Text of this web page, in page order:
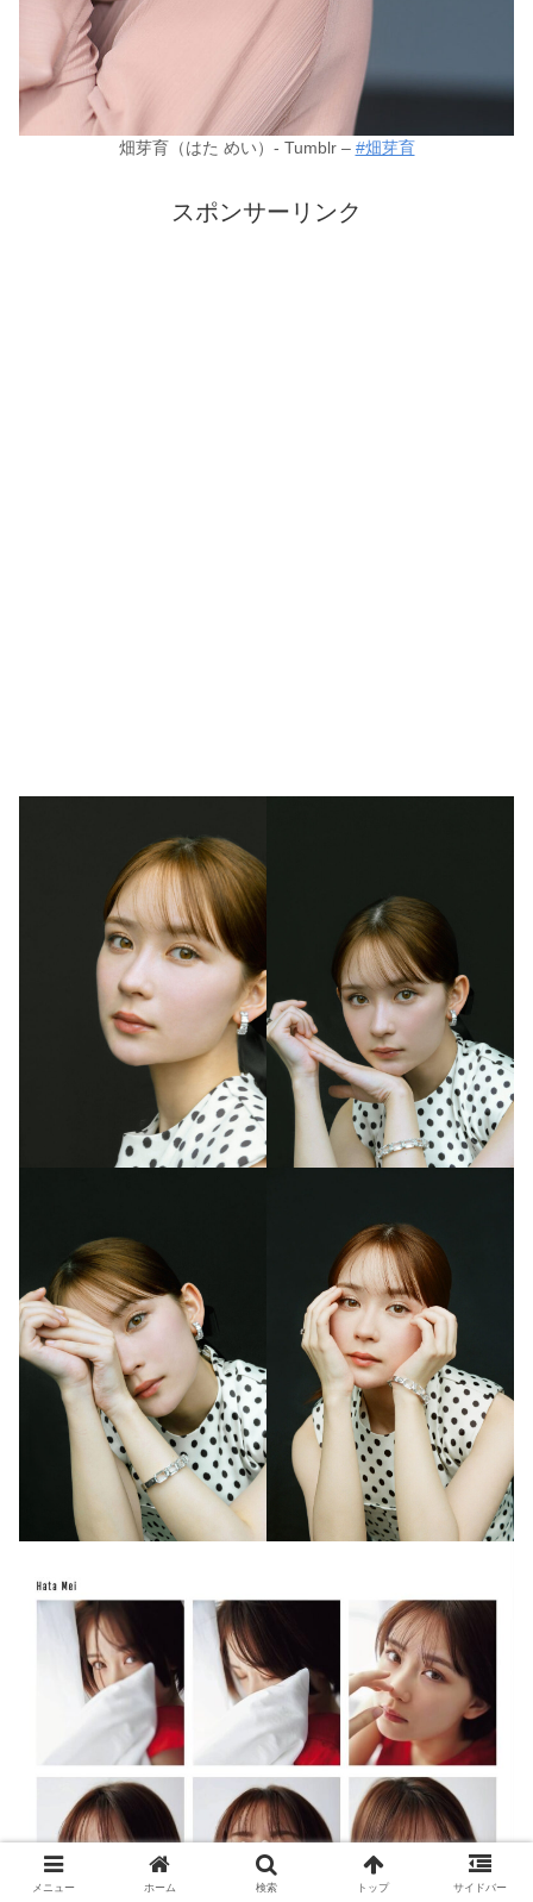
畑芽育（はた めい）- Tumblr – #畑芽育
スポンサーリンク
メニュー ホーム 検索 トップ サイドバー